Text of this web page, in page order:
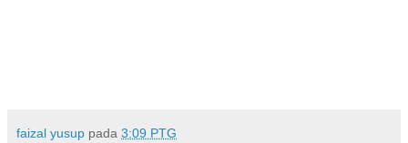
faizal yusup pada 3:09 PTG